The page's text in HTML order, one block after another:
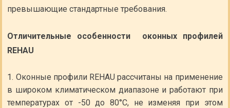
превышающие стандартные требования.
Отличительные особенности оконных профилей
REHAU
Оконные профили REHAU рассчитаны на применение
в широком климатическом диапазоне и работают при
температурах от -50 до 80°С, не изменяя при этом